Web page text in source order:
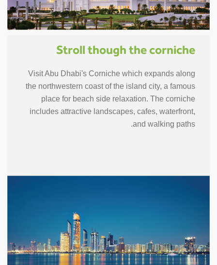
Stroll though the corniche
Visit Abu Dhabi's Corniche which expands along
the northwestern coast of the island city, a famous
place for beach side relaxation. The corniche
includes attractive landscapes, cafes, waterfront,
and walking paths.